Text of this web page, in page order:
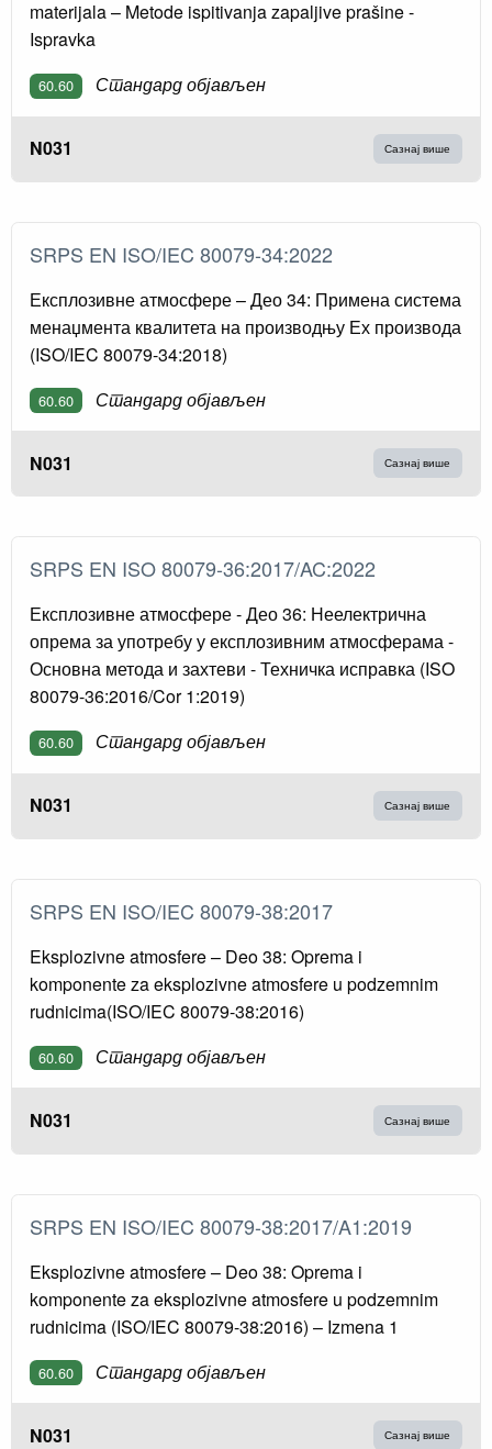
materijala – Metode ispitivanja zapaljive prašine -
Ispravka
60.60 Стандард објављен
N031 Сазнај више
SRPS EN ISO/IEC 80079-34:2022
Експлозивне атмосфере – Део 34: Примена система
менаџмента квалитета на производњу Ех производа
(ISO/IEC 80079-34:2018)
60.60 Стандард објављен
N031 Сазнај више
SRPS EN ISO 80079-36:2017/AC:2022
Експлозивне атмосфере - Део 36: Неелектрична
опрема за употребу у експлозивним атмосферама -
Основна метода и захтеви - Техничка исправка (ISO
80079-36:2016/Cor 1:2019)
60.60 Стандард објављен
N031 Сазнај више
SRPS EN ISO/IEC 80079-38:2017
Eksplozivne atmosfere – Deo 38: Oprema i
komponente za eksplozivne atmosfere u podzemnim
rudnicima(ISO/IEC 80079-38:2016)
60.60 Стандард објављен
N031 Сазнај више
SRPS EN ISO/IEC 80079-38:2017/A1:2019
Eksplozivne atmosfere – Deo 38: Oprema i
komponente za eksplozivne atmosfere u podzemnim
rudnicima (ISO/IEC 80079-38:2016) – Izmena 1
60.60 Стандард објављен
N031 Сазнај више